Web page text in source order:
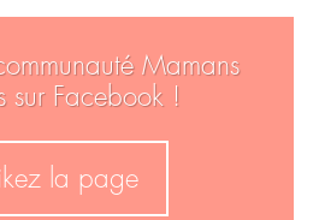
Mamans
sur Facebook !
la page